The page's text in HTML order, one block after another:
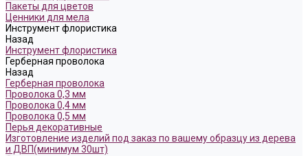
Пакеты для цветов
Ценники для мела
Инструмент флористика
Назад
Инструмент флористика
Герберная проволока
Назад
Герберная проволока
Проволока 0,3 мм
Проволока 0,4 мм
Проволока 0,5 мм
Перья декоративные
Изготовление изделий под заказ по вашему образцу из дерева
и ДВП(минимум 30шт)